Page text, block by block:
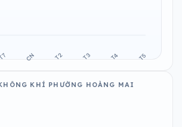
KHÍ PHƯỜNG HOÀNG MAI